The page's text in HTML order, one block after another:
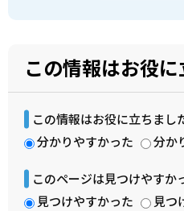
この情報はお役
この情報はお役に立ちまし
分かりやすかった
分か
このページは見つけやすか
見つけやすかった
見つ